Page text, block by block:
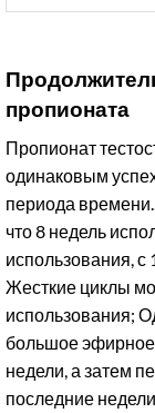
пропионата
Пропионат
одинаковым
периода
что 8 недель
использования,
Жесткие циклы
использования;
большое
недели, а затем
последние